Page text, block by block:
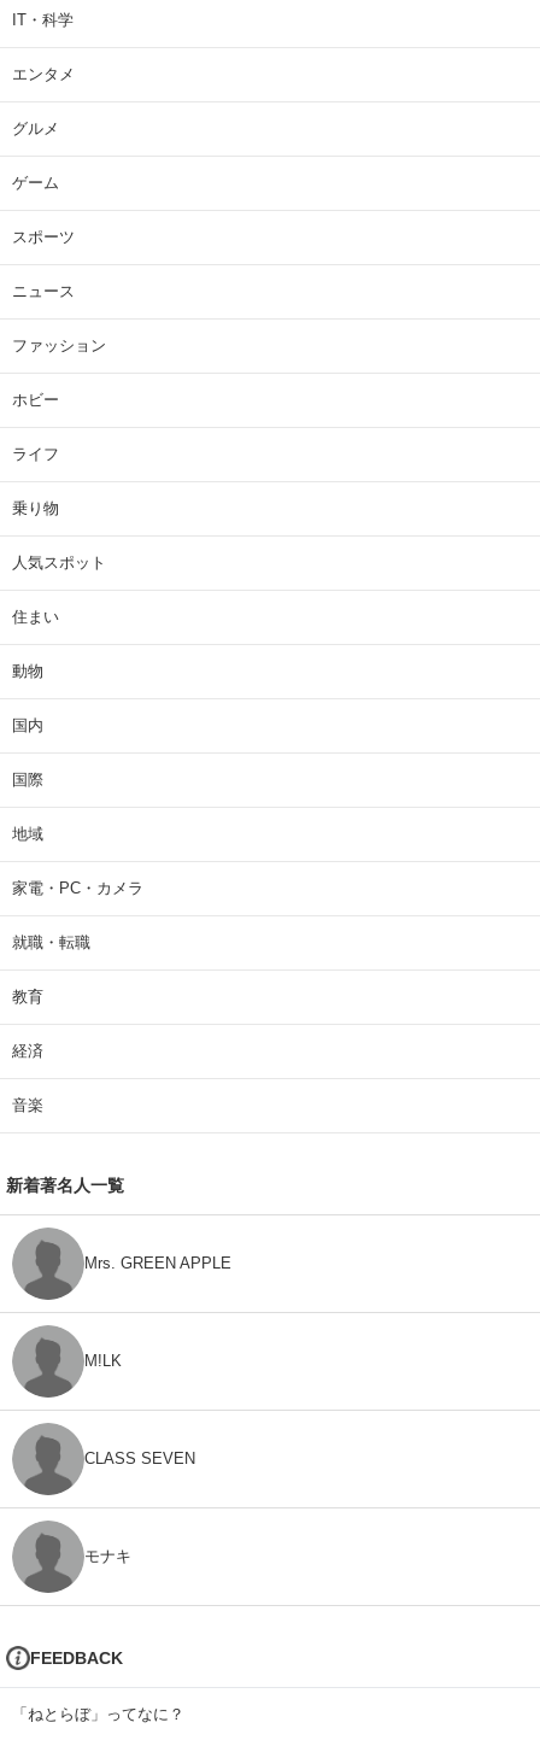
IT・科学
エンタメ
グルメ
ゲーム
スポーツ
ニュース
ファッション
ホビー
ライフ
乗り物
人気スポット
住まい
動物
国内
国際
地域
家電・PC・カメラ
就職・転職
教育
経済
音楽
新着著名人一覧
Mrs. GREEN APPLE
M!LK
CLASS SEVEN
モナキ
FEEDBACK
「ねとらぼ」ってなに？